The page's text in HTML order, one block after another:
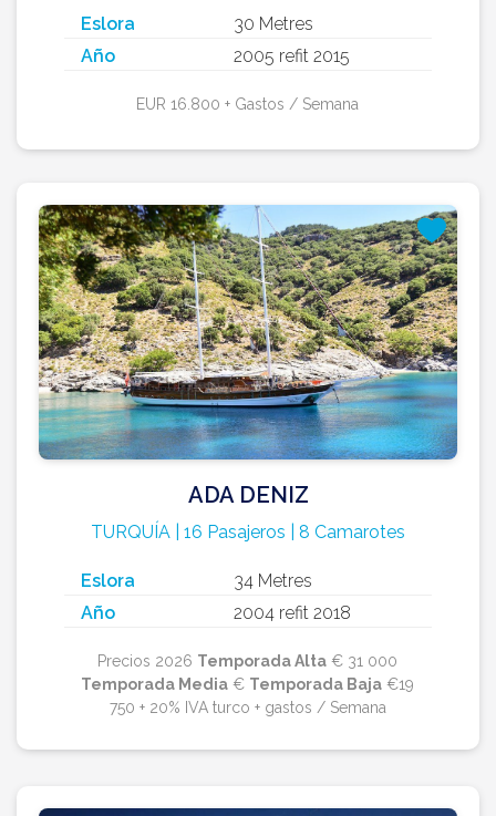
Eslora
30 Metres
Año
2005 refit 2015
EUR 16.800 + Gastos / Semana
ADA DENIZ
TURQUÍA | 16 Pasajeros | 8 Camarotes
Eslora
34 Metres
Año
2004 refit 2018
Precios 2026 Temporada Alta € 31 000
Temporada Media € Temporada Baja €19
750 + 20% IVA turco + gastos / Semana